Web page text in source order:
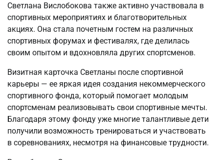
Светлана Вислобокова также активно участвовала в
спортивных мероприятиях и благотворительных
акциях. Она стала почетным гостем на различных
спортивных форумах и фестивалях, где делилась
своим опытом и вдохновляла других спортсменов.
Визитная карточка Светланы после спортивной
карьеры — ее яркая идея создания некоммерческого
спортивного фонда, который помогает молодым
спортсменам реализовывать свои спортивные мечты.
Благодаря этому фонду уже многие талантливые дети
получили возможность тренироваться и участвовать
в соревнованиях, несмотря на финансовые трудности.